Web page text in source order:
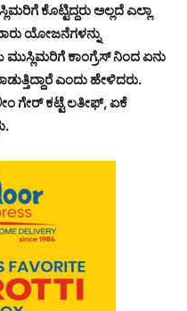
ಕೊಟ್ಟಿದ್ದರು ಅಲ್ಲದೆ ಎಲ್ಲಾ
ಯೋಜನೆಗಳನ್ನು
ಮುಸ್ಲಿಮರಿಗೆ ಕಾಂಗ್ರೆಸ್ ನಿಂದ ಏನು
ಎಂದು ಹೇಳಿದರು.
ಗೇರ್ ಕಟ್ಟೆ ಲತೀಫ್, ಏಕೆ